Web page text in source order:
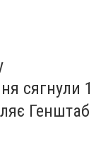
сягнули 1
Генштаб